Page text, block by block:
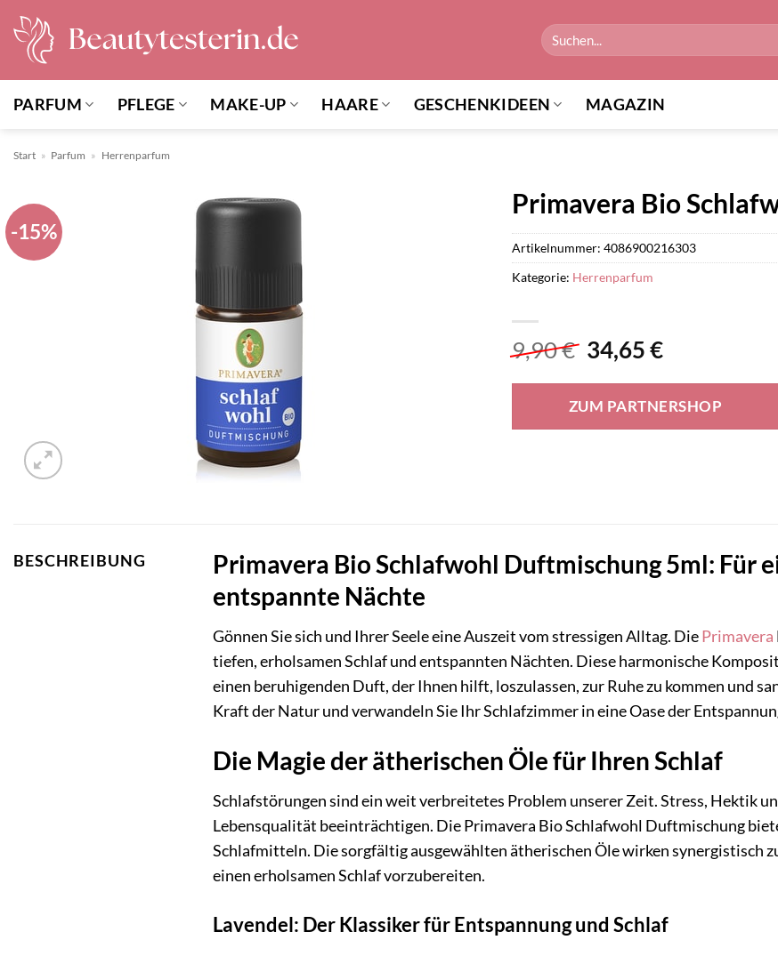
Inhalt
springen
Suchen
nach:
PARFUM PFLEGE MAKE-UP HAARE GESCHENKIDEEN MAGAZIN
Start » Parfum » Herrenparfum
-15%
Primavera Bio
9,90€ Ursprünglicher
war:
9,90 €
34,65€Aktueller
ist:
34,65 €.
ZUM PARTNERSHOP
Artikelnummer: 4086900216303
Kategorie: Herrenparfum
BESCHREIBUNG
Primavera Bio Schlafwohl Duftmischung 5ml: Für
entspannte Nächte
Gönnen Sie sich und Ihrer Seele eine Auszeit vom stressigen Alltag. DiePrimavera
tiefen, erholsamen Schlaf und entspannten Nächten. Diese harmonische
einen beruhigenden Duft, der Ihnen hilft, loszulassen, zur Ruhe zu kommen und
Kraft der Natur und verwandeln Sie Ihr Schlafzimmer in eine Oase der
Die Magie der ätherischen Öle für Ihren Schlaf
Schlafstörungen sind ein weit verbreitetes Problem unserer Zeit. Stress, Hektik
Lebensqualität beeinträchtigen. Die Primavera Bio Schlafwohl Duftmischung
Schlafmitteln. Die sorgfältig ausgewählten ätherischen Öle wirken synergistisch
einen erholsamen Schlaf vorzubereiten.
Lavendel: Der Klassiker für Entspannung und Schlaf